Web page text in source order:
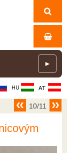
►
10/11